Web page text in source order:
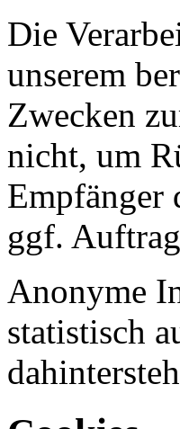
Die
unserem
Zwecken
nicht, um
Empfänger
ggf.
Anonyme
statistisch